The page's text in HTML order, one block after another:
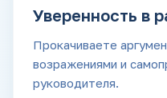
Уверенность в
Прокачиваете
возражениями и
руководителя.